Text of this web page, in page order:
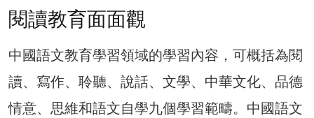
閱讀教育面面觀
中國語文教育學習領域的學習內容，可概括為閱
讀、寫作、聆聽、說話、文學、中華文化、品德
情意、思維和語文自學九個學習範疇。中國語文